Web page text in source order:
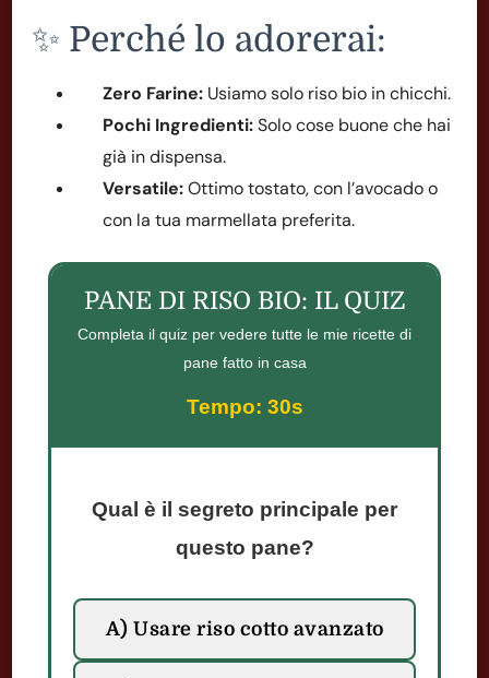
✨ Perché lo adorerai:
Zero Farine: Usiamo solo riso bio in chicchi.
Pochi Ingredienti:Solo cose buone che hai
già in dispensa.
Versatile:Ottimo tostato, con l’avocado o
con la tua marmellata preferita.
PANE DI RISO BIO: IL QUIZ
Completa il quiz per vedere tutte le mie ricette di
pane fatto in casa
Tempo: 30s
Qual è il segreto principale per
questo pane?
A) Usare riso cotto avanzato